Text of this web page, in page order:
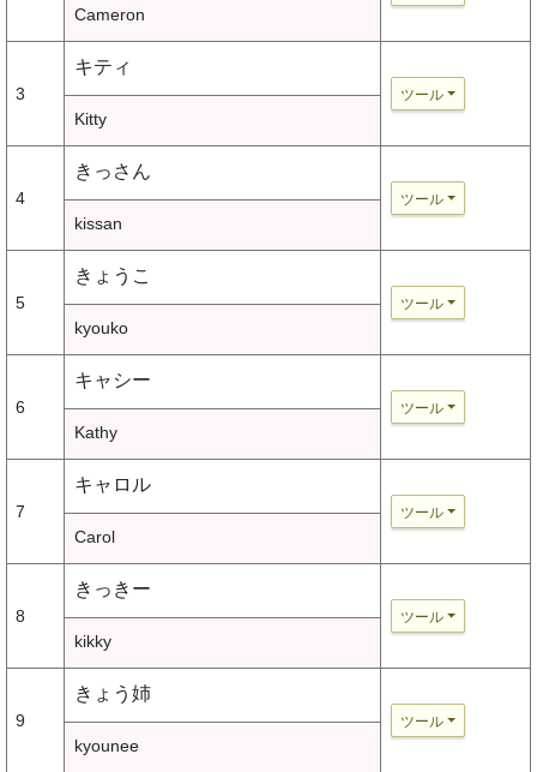
Cameron
3
キティ
ツール
Kitty
4
きっさん
ツール
kissan
5
きょうこ
ツール
kyouko
6
キャシー
ツール
Kathy
7
キャロル
ツール
Carol
8
きっきー
ツール
kikky
9
きょう姉
ツール
kyounee